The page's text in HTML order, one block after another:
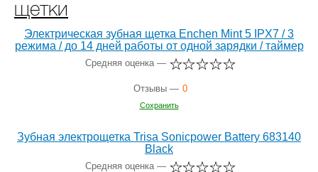
щетки
Электрическая зубная щетка Enchen Mint 5 IPX7 / 3
режима / до 14 дней работы от одной зарядки / таймер
Средняя оценка —
Отзывы — 0
Сохранить
Зубная электрощетка Trisa Sonicpower Battery 683140
Black
Средняя оценка —